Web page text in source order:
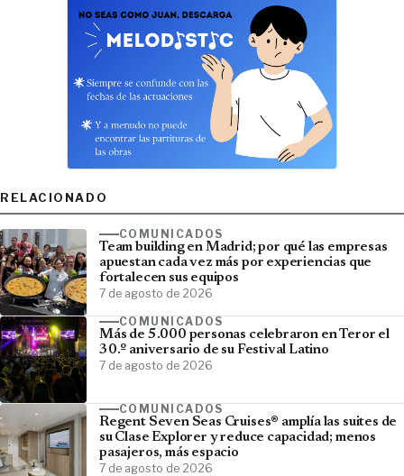
RELACIONADO
COMUNICADOS
Team building en Madrid; por qué las empresas
apuestan cada vez más por experiencias que
fortalecen sus equipos
7 de agosto de 2026
COMUNICADOS
Más de 5.000 personas celebraron en Teror el
30.º aniversario de su Festival Latino
7 de agosto de 2026
COMUNICADOS
Regent Seven Seas Cruises® amplía las suites de
su Clase Explorer y reduce capacidad; menos
pasajeros, más espacio
7 de agosto de 2026